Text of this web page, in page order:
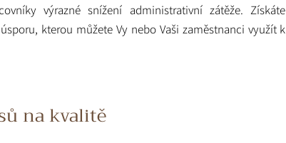
výrazné snížení administrativní zátěže. Získáte
kterou můžete Vy nebo Vaši zaměstnanci využít k
na kvalitě